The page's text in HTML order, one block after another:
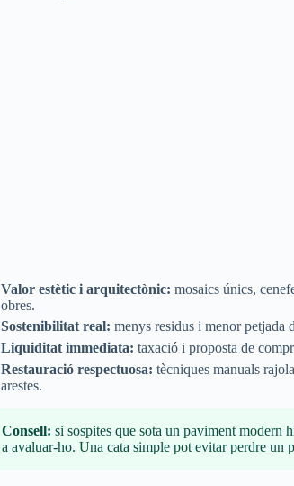
Valor estètic i arquitectònic: mosaics únics,
obres.
Sostenibilitat real: menys residus i menor petjada
Liquiditat immediata: taxació i proposta de
Restauració respectuosa: tècniques manuals
arestes.
Consell: si sospites que sota un paviment modern
a avaluar-ho. Una cata simple pot evitar perdre un